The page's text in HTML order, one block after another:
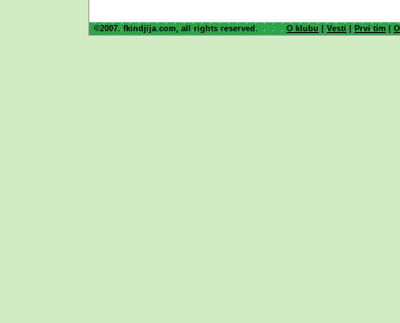
©2007. fkindjija.com, all rights reserved. O klubu |Vesti | Prvi tim |